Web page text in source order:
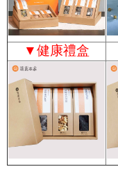
▼健康禮盒